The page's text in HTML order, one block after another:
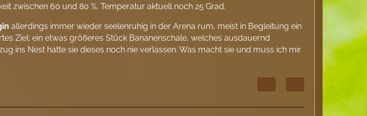
zwischen 60 und 80 %, Temperatur aktuell noch 25 Grad.
allerdings immer wieder seelenruhig in der Arena rum, meist in Begleitung ein
Ziel: ein etwas größeres Stück Bananenschale, welches ausdauernd
ins Nest hatte sie dieses noch nie verlassen. Was macht sie und muss ich mir